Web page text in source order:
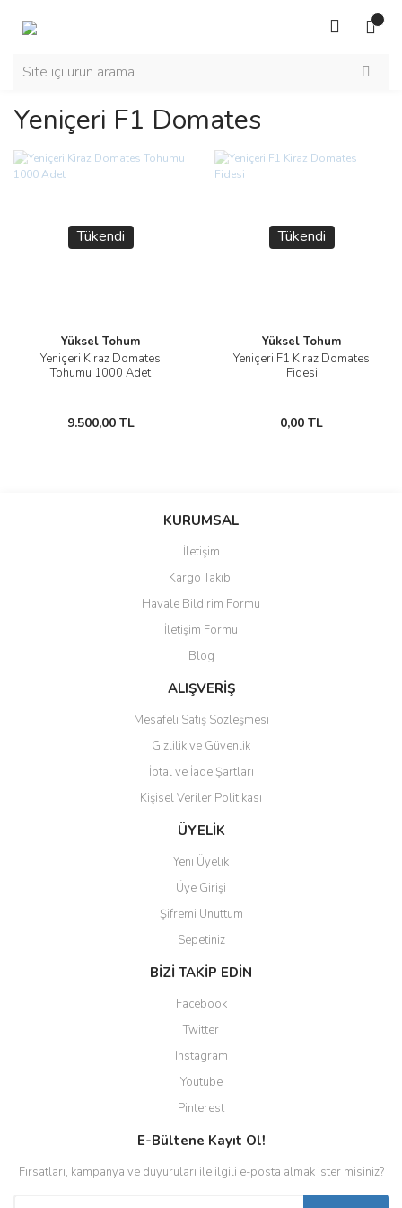
Yeniçeri F1 Domates
Tükendi
Yüksel Tohum
Yeniçeri Kiraz Domates
Tohumu 1000 Adet
9.500,00 TL
Tükendi
Yüksel Tohum
Yeniçeri F1 Kiraz Domates
Fidesi
0,00 TL
KURUMSAL
İletişim
Kargo Takibi
Havale Bildirim Formu
İletişim Formu
Blog
ALIŞVERİŞ
Mesafeli Satış Sözleşmesi
Gizlilik ve Güvenlik
İptal ve İade Şartları
Kişisel Veriler Politikası
ÜYELİK
Yeni Üyelik
Üye Girişi
Şifremi Unuttum
Sepetiniz
BİZİ TAKİP EDİN
Facebook
Twitter
Instagram
Youtube
Pinterest
E-Bültene Kayıt Ol!
Fırsatları, kampanya ve duyuruları ile ilgili e-posta almak ister misiniz?